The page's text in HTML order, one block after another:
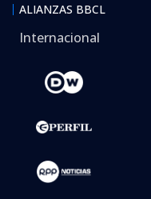
ALIANZAS BBCL
Internacional